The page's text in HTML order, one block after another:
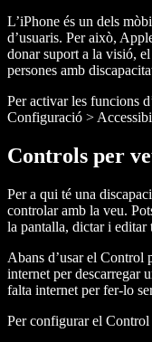
L’iPhone és un dels
d’usuaris. Per això,
donar suport a la visió,
persones amb
Per activar les funcions
Configuració >
Controls per
Per a qui té una
controlar amb la veu.
la pantalla, dictar i editar
Abans d’usar el Control
internet per descarregar
falta internet per fer-lo
Per configurar el Control